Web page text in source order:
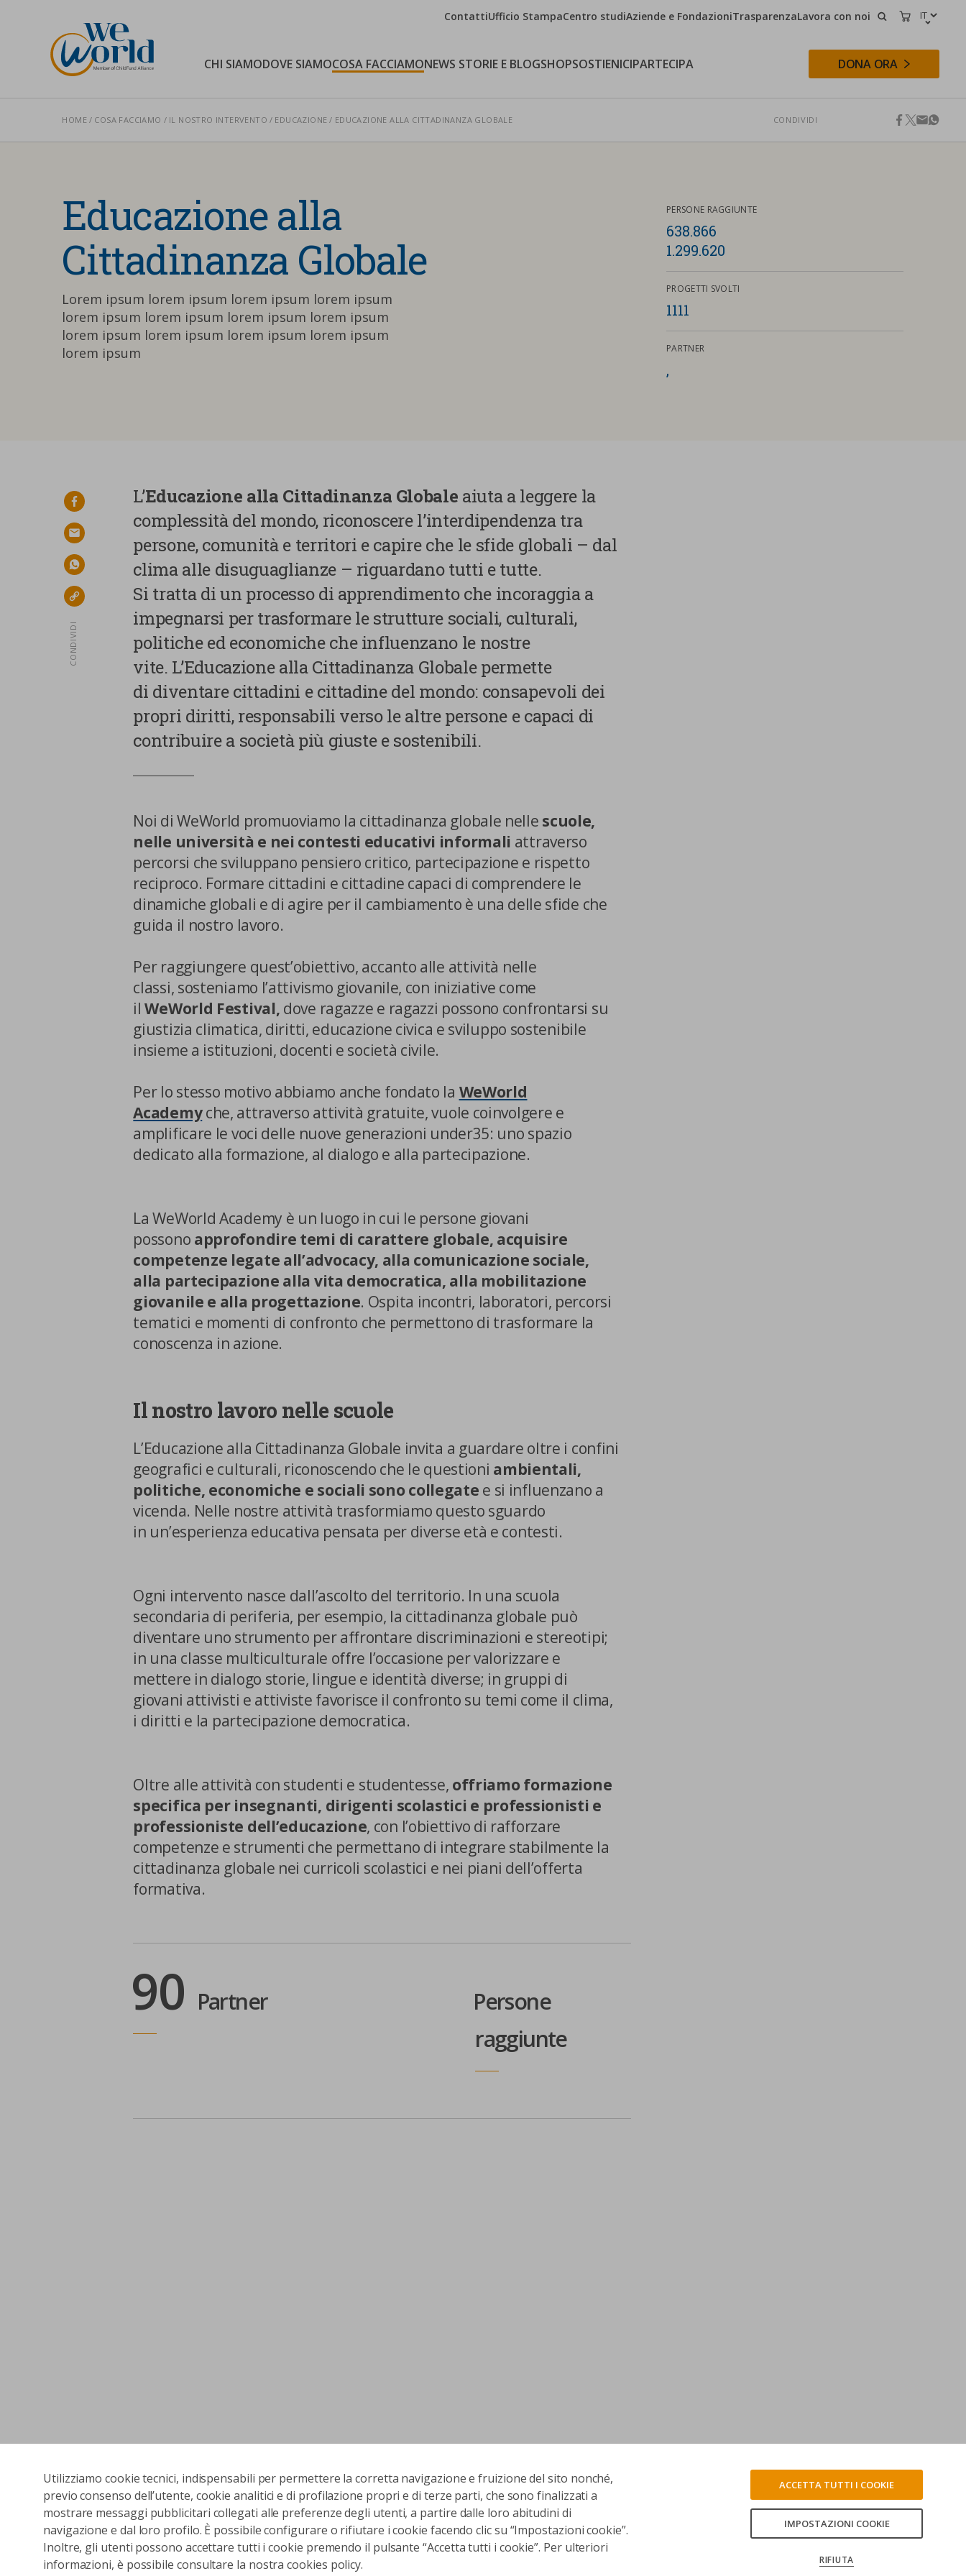
WeWorld Onlus CHI SIAMODOVE SIAMOCOSA FACCIAMONEWS STORIE E BLOGSHOPSOSTIENICIPARTECIPA
ContattiUfficio StampaCentro studiAziende e FondazioniTrasparenzaLavora con noi CERCACARRELLO
DONA ORA
Cerca nel sito
Utilizziamo cookie tecnici, indispensabili per permettere la corretta navigazione e fruizione del sito nonché,
previo consenso dell’utente, cookie analitici e di profilazione propri e di terze parti, che sono finalizzati a
mostrare messaggi pubblicitari collegati alle preferenze degli utenti, a partire dalle loro abitudini di
navigazione e dal loro profilo. È possibile configurare o rifiutare i cookie facendo clic su “Impostazioni cookie”.
Inoltre, gli utenti possono accettare tutti i cookie premendo il pulsante “Accetta tutti i cookie”. Per ulteriori
informazioni, è possibile consultare la nostra cookies policy.
IMPOSTAZIONI COOKIE
RIFIUTA
ACCETTA TUTTI I COOKIE
Centro preferenze sulla privacy
profilazione propri e di terze parti, che sono finalizzati a mostrare messaggi
pubblicitari collegati alle preferenze degli utenti, a partire dalle loro abitudini di
navigazione e dal loro profilo. È possibile configurare o rifiutare i cookie facendo
clic su “Impostazioni cookie”. Inoltre, gli utenti possono accettare tutti i cookie
premendo il pulsante “Accetta tutti i cookie”. Per ulteriori informazioni, è possibile
consultare la nostra cookies policy.
Cookie
strettamente
necessari
Cookie di Analisi
Cookie di marketing
CONFERMA LE MIE SCELTE
HOME COSA FACCIAMO IL NOSTRO INTERVENTO EDUCAZIONE EDUCAZIONE ALLA CITTADINANZA GLOBALE CONDIVIDI facebook
twitter
email
Educazione alla
Cittadinanza Globale
Lorem ipsum lorem ipsum lorem ipsum lorem ipsum
lorem ipsum lorem ipsum lorem ipsum lorem ipsum
lorem ipsum lorem ipsum lorem ipsum lorem ipsum
lorem ipsum
PERSONE RAGGIUNTE
638.866
1.299.620
PROGETTI SVOLTI
1111
PARTNER
CONDIVIDI
facebook
email
whatsapp
link
L’Educazione alla Cittadinanza Globale aiuta a leggere la
complessità del mondo, riconoscere l’interdipendenza tra
persone, comunità e territori e capire che le sfide globali – dal
clima alle disuguaglianze – riguardano tutti e tutte.
Si tratta di un processo di apprendimento che incoraggia a
impegnarsi per trasformare le strutture sociali, culturali,
politiche ed economiche che influenzano le nostre
vite. L’Educazione alla Cittadinanza Globale permette
di diventare cittadini e cittadine del mondo: consapevoli dei
propri diritti, responsabili verso le altre persone e capaci di
contribuire a società più giuste e sostenibili.
Noi di WeWorld promuoviamo la cittadinanza globale nelle scuole,
nelle università e nei contesti educativi informali attraverso
percorsi che sviluppano pensiero critico, partecipazione e rispetto
reciproco. Formare cittadini e cittadine capaci di comprendere le
dinamiche globali e di agire per il cambiamento è una delle sfide che
guida il nostro lavoro.
Per raggiungere quest’obiettivo, accanto alle attività nelle
classi, sosteniamo l’attivismo giovanile, con iniziative come
ilWeWorld Festival, dove ragazze e ragazzi possono confrontarsi su
giustizia climatica, diritti, educazione civica e sviluppo sostenibile
insieme a istituzioni, docenti e società civile.
Per lo stesso motivo abbiamo anche fondato la WeWorld
Academyche, attraverso attività gratuite, vuole coinvolgere e
amplificare le voci delle nuove generazioni under35: uno spazio
dedicato alla formazione, al dialogo e alla partecipazione.
La WeWorld Academy è un luogo in cui le persone giovani
possono approfondire temi di carattere globale, acquisire
competenze legate all’advocacy, alla comunicazione sociale,
alla partecipazione alla vita democratica, alla mobilitazione
giovanile e alla progettazione. Ospita incontri, laboratori, percorsi
tematici e momenti di confronto che permettono di trasformare la
conoscenza in azione.
Il nostro lavoro nelle scuole
L’Educazione alla Cittadinanza Globale invita a guardare oltre i confini
geografici e culturali, riconoscendo che le questioni ambientali,
politiche, economiche e sociali sono collegate e si influenzano a
vicenda. Nelle nostre attività trasformiamo questo sguardo
in un’esperienza educativa pensata per diverse età e contesti.
Ogni intervento nasce dall’ascolto del territorio. In una scuola
secondaria di periferia, per esempio, la cittadinanza globale può
diventare uno strumento per affrontare discriminazioni e stereotipi;
in una classe multiculturale offre l’occasione per valorizzare e
mettere in dialogo storie, lingue e identità diverse; in gruppi di
giovani attivisti e attiviste favorisce il confronto su temi come il clima,
i diritti e la partecipazione democratica.
Oltre alle attività con studenti e studentesse, offriamo formazione
specifica per insegnanti, dirigenti scolastici e professionisti e
professioniste dell’educazione, con l’obiettivo di rafforzare
competenze e strumenti che permettano di integrare stabilmente la
cittadinanza globale nei curricoli scolastici e nei piani dell’offerta
formativa.
90 Partner
Persone
raggiunte